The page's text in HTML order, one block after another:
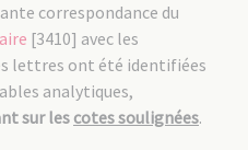
correspondance du
[3410] avec les
lettres ont été identifiées
analytiques,
sur les cotes soulignées.